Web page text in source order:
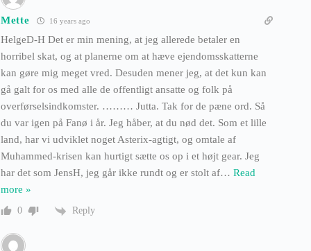
Mette 16 years ago
HelgeD-H Det er min mening, at jeg allerede betaler en
horribel skat, og at planerne om at hæve ejendomsskatterne
kan gøre mig meget vred. Desuden mener jeg, at det kun kan
gå galt for os med alle de offentligt ansatte og folk på
overførselsindkomster. ……… Jutta. Tak for de pæne ord. Så
du var igen på Fanø i år. Jeg håber, at du nød det. Som et lille
land, har vi udviklet noget Asterix-agtigt, og omtale af
Muhammed-krisen kan hurtigt sætte os op i et højt gear. Jeg
har det som JensH, jeg går ikke rundt og er stolt af… Read
more »
0 Reply